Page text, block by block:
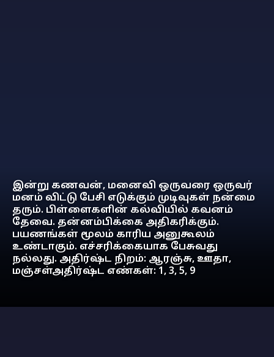
இன்று கணவன், மனைவி ஒருவரை ஒருவர்
மனம் விட்டு பேசி எடுக்கும் முடிவுகள் நன்மை
தரும். பிள்ளைகளின் கல்வியில் கவனம்
தேவை. தன்னம்பிக்கை அதிகரிக்கும்.
பயணங்கள் மூலம் காரிய அனுகூலம்
உண்டாகும். எச்சரிக்கையாக பேசுவது
நல்லது. அதிர்ஷ்ட நிறம்: ஆரஞ்சு, ஊதா,
மஞ்சள்அதிர்ஷ்ட எண்கள்: 1, 3, 5, 9